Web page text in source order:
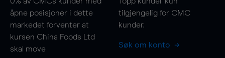
åpne posisjoner i dette
markedet forventer at
kursen China Foods Ltd
skal move
tilgjengelig for CMC
kunder.
Søk om konto